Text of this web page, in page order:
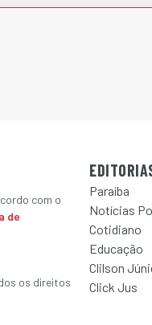
com o
de
os direitos
Paraíba
Notícias
Cotidiano
Educação
Clilson
Click Jus